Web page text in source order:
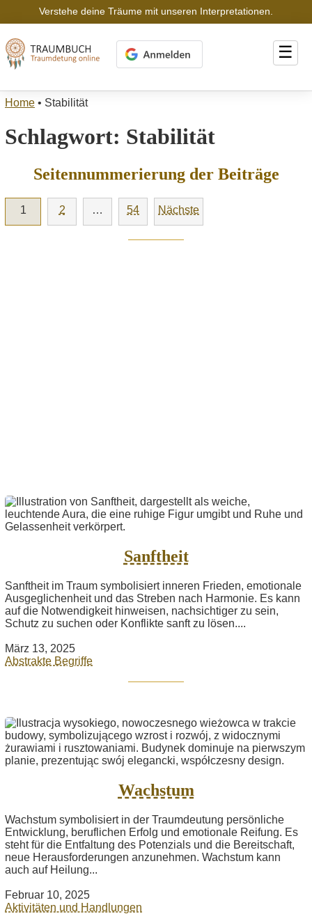
Verstehe deine Träume mit unseren Interpretationen.
☰
Home • Stabilität
Schlagwort: Stabilität
Seitennummerierung der Beiträge
1 2 … 54 Nächste
Sanftheit
Sanftheit im Traum symbolisiert inneren Frieden, emotionale
Ausgeglichenheit und das Streben nach Harmonie. Es kann
auf die Notwendigkeit hinweisen, nachsichtiger zu sein,
Schutz zu suchen oder Konflikte sanft zu lösen....
März 13, 2025
Abstrakte Begriffe
Wachstum
Wachstum symbolisiert in der Traumdeutung persönliche
Entwicklung, beruflichen Erfolg und emotionale Reifung. Es
steht für die Entfaltung des Potenzials und die Bereitschaft,
neue Herausforderungen anzunehmen. Wachstum kann
auch auf Heilung...
Februar 10, 2025
Aktivitäten und Handlungen